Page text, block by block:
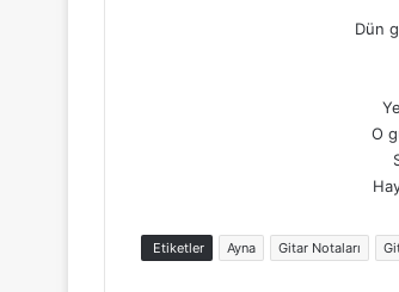
Dün
O
Etiketler Ayna Gitar Notaları